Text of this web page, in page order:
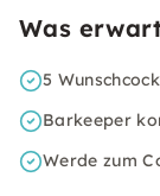
Was
5
Barkeeper
Werde zum